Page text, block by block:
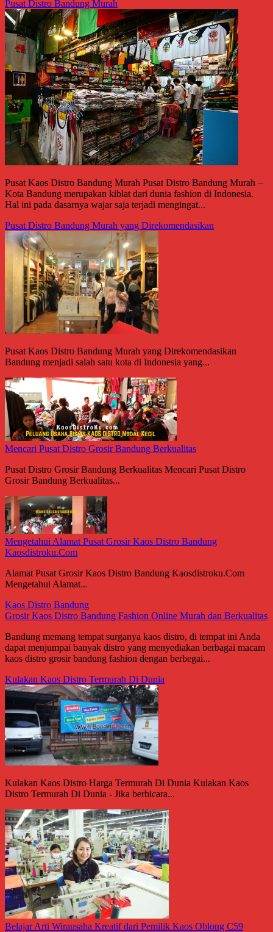
Pusat Distro Bandung Murah
Pusat Kaos Distro Bandung Murah Pusat Distro Bandung Murah –
Kota Bandung merupakan kiblat dari dunia fashion di Indonesia.
Hal ini pada dasarnya wajar saja terjadi mengingat...
Pusat Distro Bandung Murah yang Direkomendasikan
Pusat Kaos Distro Bandung Murah yang Direkomendasikan
Bandung menjadi salah satu kota di Indonesia yang...
Mencari Pusat Distro Grosir Bandung Berkualitas
Pusat Distro Grosir Bandung Berkualitas Mencari Pusat Distro
Grosir Bandung Berkualitas...
Mengetahui Alamat Pusat Grosir Kaos Distro Bandung
Kaosdistroku.Com
Alamat Pusat Grosir Kaos Distro Bandung Kaosdistroku.Com
Mengetahui Alamat...
Kaos Distro Bandung
Grosir Kaos Distro Bandung Fashion Online Murah dan Berkualitas
Bandung memang tempat surganya kaos distro, di tempat ini Anda
dapat menjumpai banyak distro yang menyediakan berbagai macam
kaos distro grosir bandung fashion dengan berbegai...
Kulakan Kaos Distro Termurah Di Dunia
Kulakan Kaos Distro Harga Termurah Di Dunia Kulakan Kaos
Distro Termurah Di Dunia - Jika berbicara...
Belajar Arti Wirausaha Kreatif dari Pemilik Kaos Oblong C59